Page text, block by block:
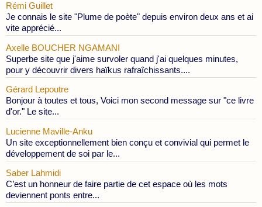
Rémi Guillet
Je connais le site "Plume de poète" depuis environ deux ans et ai
vite apprécié...
Axelle BOUCHER NGAMANI
Superbe site que j'aime survoler quand j'ai quelques minutes,
pour y découvrir divers haïkus rafraîchissants....
Gérard Lepoutre
Bonjour à toutes et tous, Voici mon second message sur "ce livre
d'or." Le site...
Lucienne Maville-Anku
Un site exceptionnellement bien conçu et convivial qui permet le
développement de soi par le...
Saber Lahmidi
C’est un honneur de faire partie de cet espace où les mots
deviennent ponts entre...